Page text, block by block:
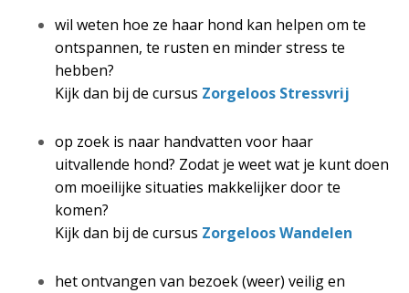
wil weten hoe ze haar hond kan helpen om te
ontspannen, te rusten en minder stress te
hebben?
Kijk dan bij de cursus Zorgeloos Stressvrij
op zoek is naar handvatten voor haar
uitvallende hond? Zodat je weet wat je kunt doen
om moeilijke situaties makkelijker door te
komen?
Kijk dan bij de cursus Zorgeloos Wandelen
het ontvangen van bezoek (weer) veilig en